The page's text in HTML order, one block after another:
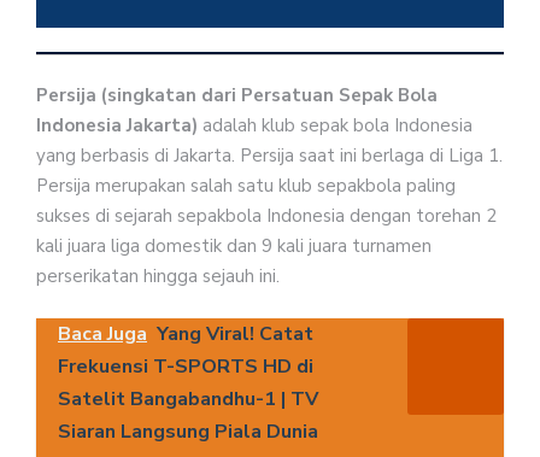
Persija (singkatan dari Persatuan Sepak Bola
Indonesia Jakarta) adalah klub sepak bola Indonesia
yang berbasis di Jakarta. Persija saat ini berlaga di Liga 1.
Persija merupakan salah satu klub sepakbola paling
sukses di sejarah sepakbola Indonesia dengan torehan 2
kali juara liga domestik dan 9 kali juara turnamen
perserikatan hingga sejauh ini.
Baca Juga Yang Viral! Catat
Frekuensi T-SPORTS HD di
Satelit Bangabandhu-1 | TV
Siaran Langsung Piala Dunia